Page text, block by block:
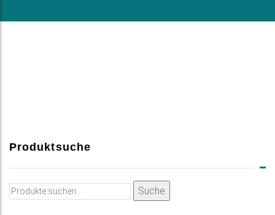
Produktsuche
Suche
Suche